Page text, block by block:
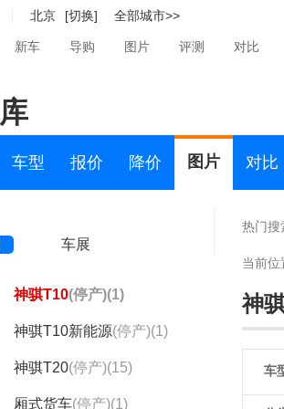
北京 [切换] 全部城市>>
新车 导购 图片 评测 对比
车型 报价 降价 图片 对比
车展
长安之星3 (停产)(1)
长安之星7
神骐T10(停产)(1)
神骐T10新能源(停产)(1)
神骐T20(停产)(15)
厢式货车(停产)(1)
热门搜
当前位
神
车